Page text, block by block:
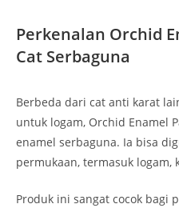
Perkenalan Orchid
Cat Serbaguna
Berbeda dari cat anti karat
untuk logam, Orchid Enamel
enamel serbaguna. Ia bisa
permukaan, termasuk logam,
Produk ini sangat cocok bagi